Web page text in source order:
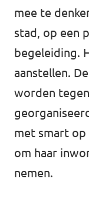
mee te
stad, op een
begeleiding.
aanstellen.
worden
met smart op
om haar
nemen.